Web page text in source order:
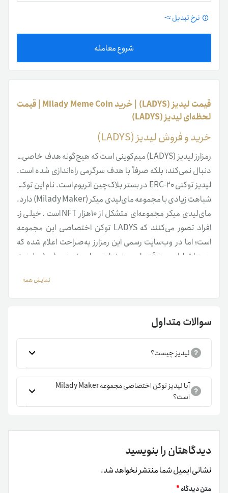
نرخ تبدیل ≈-
شروع معامله
قیمت لیدیز (LADYS) | خرید Milady Meme Coin | قیمت
لحظه‌ای لیدیز (LADYS)
خرید و فروش لیدیز (LADYS)
رمزارز لیدیز (LADYS) میم‌کوینی است که هیچ‌گونه هدف خاصی را
دنبال نمی‌کند؛ بلکه صرفاً با هدف سرگرمی راه‌اندازی شده است.
لیدیز توکنی ERC-20 در بستر بلاک‌چین اتریوم است. نام این توکن
شباهت زیادی با مجموعه مای‌لیدی میکر (Milady Maker) دارد.
مای‌لیدی میکر مجموعه‌ای متشکل از ۱۰هزار NFT است. خیلی از
افراد تصور می‌کنند که LADYS توکن اختصاصی این مجموعه
است؛ اما در وب‌سایت رسمی این رمزارز به‌صراحت اعلام شده که
هیچ ارتباطی بین آن‌ها وجود ندارد. برای خرید و فروش لیدیز،
قیمت لیدیز
روزهای ابتدایی عرضه، توییت ایلان ماسک باعث شد تا لیدیز در
باوجوداین، پس‌از‌آن خیلی زود روند نزولی را در پیش گرفت.
قبل از خرید و فروش لیدیز باید قیمت آن را بررسی کنید. نمودار
مبدل رمزارزی تترلند ثبت کنید.
ویژگی‌های لیدیز
میم کوین لیدیز کاربرد خاصی ندارد. جالب است بدانید که در
نمایش همه
سوالات متداول
لیدیز چیست؟
آیا لیدیز توکن اختصاصی مجموعه Milady Maker
است؟
دیدگاهتان را بنویسید
نشانی ایمیل شما منتشر نخواهد شد.
متن دیدگاه*